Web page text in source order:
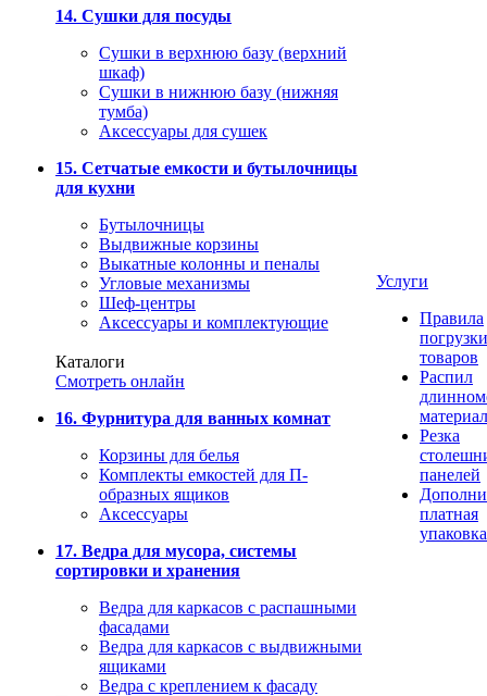
14. Сушки для посуды
Сушки в верхнюю базу (верхний
шкаф)
Сушки в нижнюю базу (нижняя
тумба)
Аксессуары для сушек
15. Сетчатые емкости и бутылочницы
для кухни
Бутылочницы
Выдвижные корзины
Выкатные колонны и пеналы
Угловые механизмы
Шеф-центры
Аксессуары и комплектующие
Каталоги
Смотреть онлайн
16. Фурнитура для ванных комнат
Корзины для белья
Комплекты емкостей для П-
образных ящиков
Аксессуары
17. Ведра для мусора, системы
сортировки и хранения
Ведра для каркасов с распашными
фасадами
Ведра для каркасов с выдвижными
ящиками
Ведра с креплением к фасаду
Услуги
Правила
погрузки
товаров
Распил
Резка
панелей
платная
упаковка